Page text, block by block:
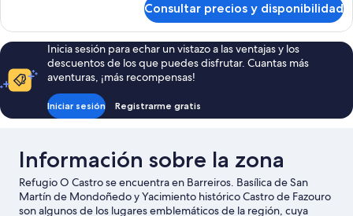
con
discapacidad,
vistas
la
montaña
cuádruple
familiar,
accesible
para
personas
discapacidad,
montaña
Consultar precios y disponibilidad
Inicia sesión para echar un vistazo a las ventajas y los
descuentos de los que puedes disfrutar. Cuantas más
aventuras, ¡más recompensas!
Iniciar sesión Registrarme gratis
Información sobre la zona
Refugio O Castro se encuentra en Barreiros. Basílica de San
Martín de Mondoñedo y Yacimiento histórico Castro de Fazouro
son algunos de los lugares emblemáticos de la región, cuya